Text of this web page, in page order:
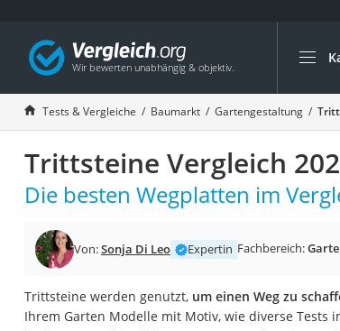
Die
Tresor
Makita-
Smartes
Akku-
Split-
Tests & Vergleiche Baumarkt Gartengestaltung
Trittsteine Vergleich
Die besten Wegplatten im
Von:Sonja Di Leo Expertin Fachbereich:
Trittsteine werden genutzt, um einen Weg zu
Ihrem Garten Modelle mit Motiv, wie diverse